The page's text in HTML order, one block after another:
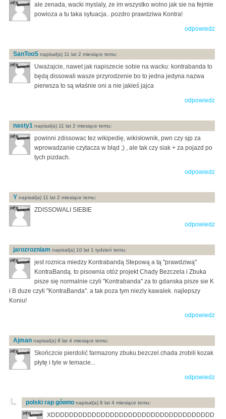
ale zenada, wacki myslaly, ze im wszystko wolno jak sie na fejmie
powioza a tu taka sytuacja.. pozdro prawdziwa Kontra!
odpowiedz
SanTooS napisal(a) 11 lat 2 miesiące temu:
Uważajcie, nawet jak napiszecie sobie na wacku: kontrabanda to
będą dissowali wasze przyrodzenie bo to jedna jedyna nazwa
pierwsza to są właśnie oni a nie jakieś jajca
odpowiedz
nasty1 napisal(a) 11 lat 2 miesiące temu:
powinni zdissowac tez wikipedię, wikisłownik, pwn czy sjp za
wprowadzanie czytacza w błąd ;) , ale tak czy siak + za pojazd po
tych pizdach.
odpowiedz
Y napisal(a) 11 lat 2 miesiące temu:
ZDISSOWALI SIEBIE
odpowiedz
jarozrozniam napisal(a) 10 lat 1 tydzień temu:
jest roznica miedzy Kontrabandą Stepową a tą "prawdziwą"
KontraBandą. to pisownia otóż projekt Chady Bezczela i Zbuka
pisze się normalnie czyli "Kontrabanda" za to gdanska pisze sie K
i B duze czyli "KontraBanda". a tak poza tym niezly kawalek. najlepszy
Koniu!
odpowiedz
Ajman napisal(a) 8 lat 4 miesiące temu:
Skończcie pierdolić farmazony zbuku.bezczel.chada zrobili kozak
płytę i tyle w temacie...
odpowiedz
polski rap gówno napisal(a) 8 lat 4 miesiące temu:
XDDDDDDDDDDDDDDDDDDDDDDDDDDDDDDDDDDDD